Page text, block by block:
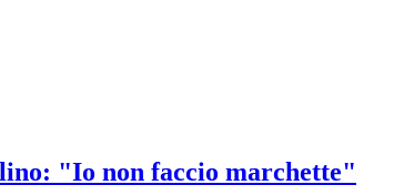
"Io non faccio marchette"